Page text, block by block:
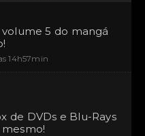
5 do mangá
14h57min
de DVDs e Blu-Rays